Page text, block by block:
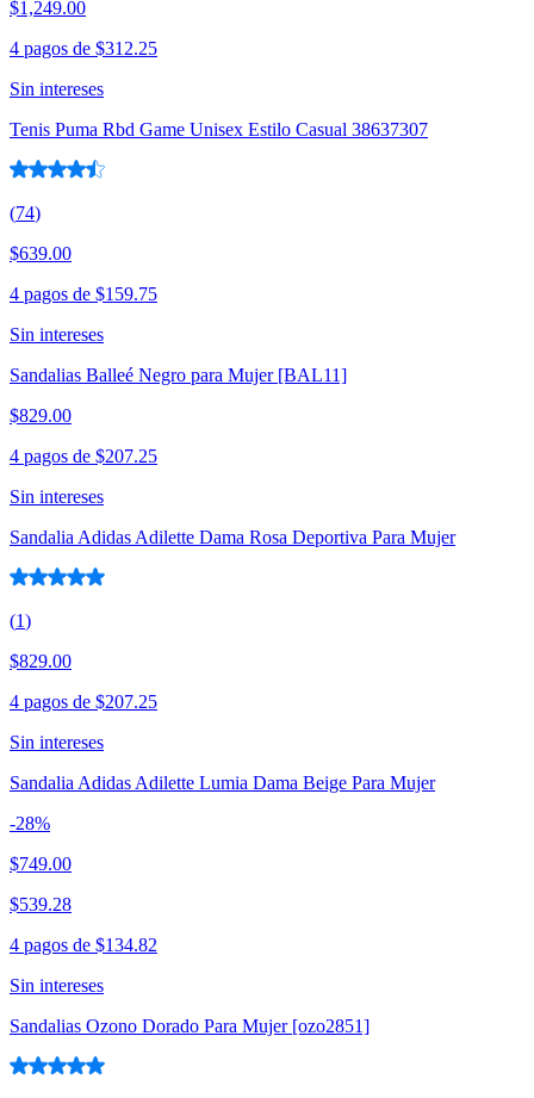
$1,249.00
4 pagos de $312.25
Sin intereses
Tenis Puma Rbd Game Unisex Estilo Casual 38637307
(74)
$639.00
4 pagos de $159.75
Sin intereses
Sandalias Balleé Negro para Mujer [BAL11]
$829.00
4 pagos de $207.25
Sin intereses
Sandalia Adidas Adilette Dama Rosa Deportiva Para Mujer
(1)
$829.00
4 pagos de $207.25
Sin intereses
Sandalia Adidas Adilette Lumia Dama Beige Para Mujer
-28%
$749.00
$539.28
4 pagos de $134.82
Sin intereses
Sandalias Ozono Dorado Para Mujer [ozo2851]